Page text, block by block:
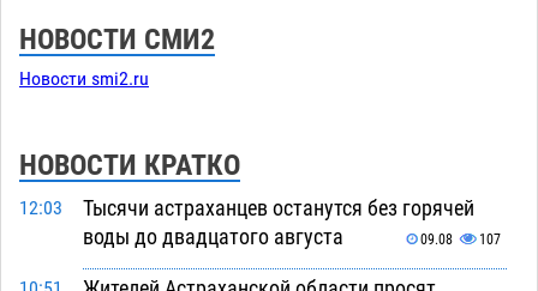
НОВОСТИ СМИ2
Новости smi2.ru
НОВОСТИ КРАТКО
12:03
Тысячи астраханцев останутся без горячей
воды до двадцатого августа
09.08 107